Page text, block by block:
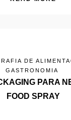
DE
GASTRONOMIA
PARA
FOOD SPRAY